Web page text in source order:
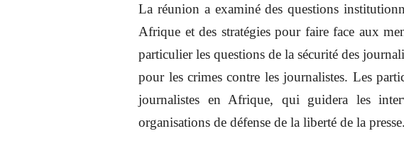
La réunion a examiné des questions
Afrique et des stratégies pour faire face aux
particulier les questions de la sécurité des
pour les crimes contre les journalistes. Les
journalistes en Afrique, qui guidera les
organisations de défense de la liberté de la presse.